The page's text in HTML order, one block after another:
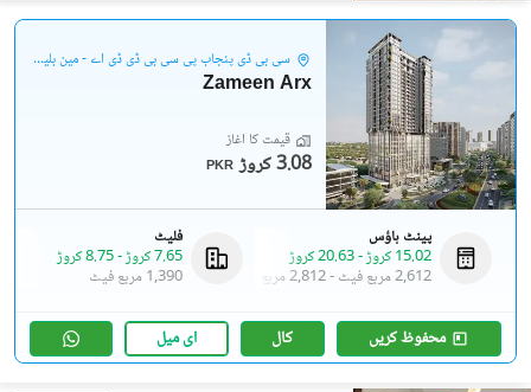
سی بی ڈی پنجاب پی سی بی ڈی ڈی اے - مین بلیوارڈ گلبرگ
Zameen Arx
قیمت کا آغاز
PKR 3.08 کروڑ
پینٹ ہاؤس
15.02 کروڑ
-20.63 کروڑ
2,612 مربع فیٹ
-2,812 مربع فیٹ
فلیٹ
7.65 کروڑ
-8.75 کروڑ
1,390 مربع فیٹ
محفوظ کریں کال ای میل